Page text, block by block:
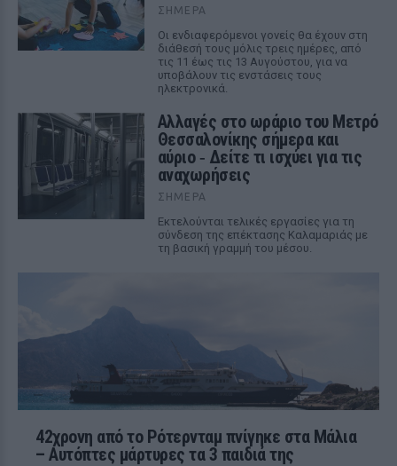
ΣΉΜΕΡΑ
Οι ενδιαφερόμενοι γονείς θα έχουν στη
διάθεσή τους μόλις τρεις ημέρες, από
τις 11 έως τις 13 Αυγούστου, για να
υποβάλουν τις ενστάσεις τους
ηλεκτρονικά.
Αλλαγές στο ωράριο του Μετρό
Θεσσαλονίκης σήμερα και
αύριο ‑ Δείτε τι ισχύει για τις
αναχωρήσεις
ΣΉΜΕΡΑ
Εκτελούνται τελικές εργασίες για τη
σύνδεση της επέκτασης Καλαμαριάς με
τη βασική γραμμή του μέσου.
42χρονη από το Ρότερνταμ πνίγηκε στα Μάλια
– Αυτόπτες μάρτυρες τα 3 παιδιά της